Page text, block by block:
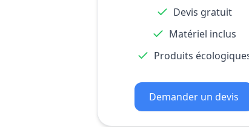
Devis gratuit
Matériel inclus
Produits
Demander un devis